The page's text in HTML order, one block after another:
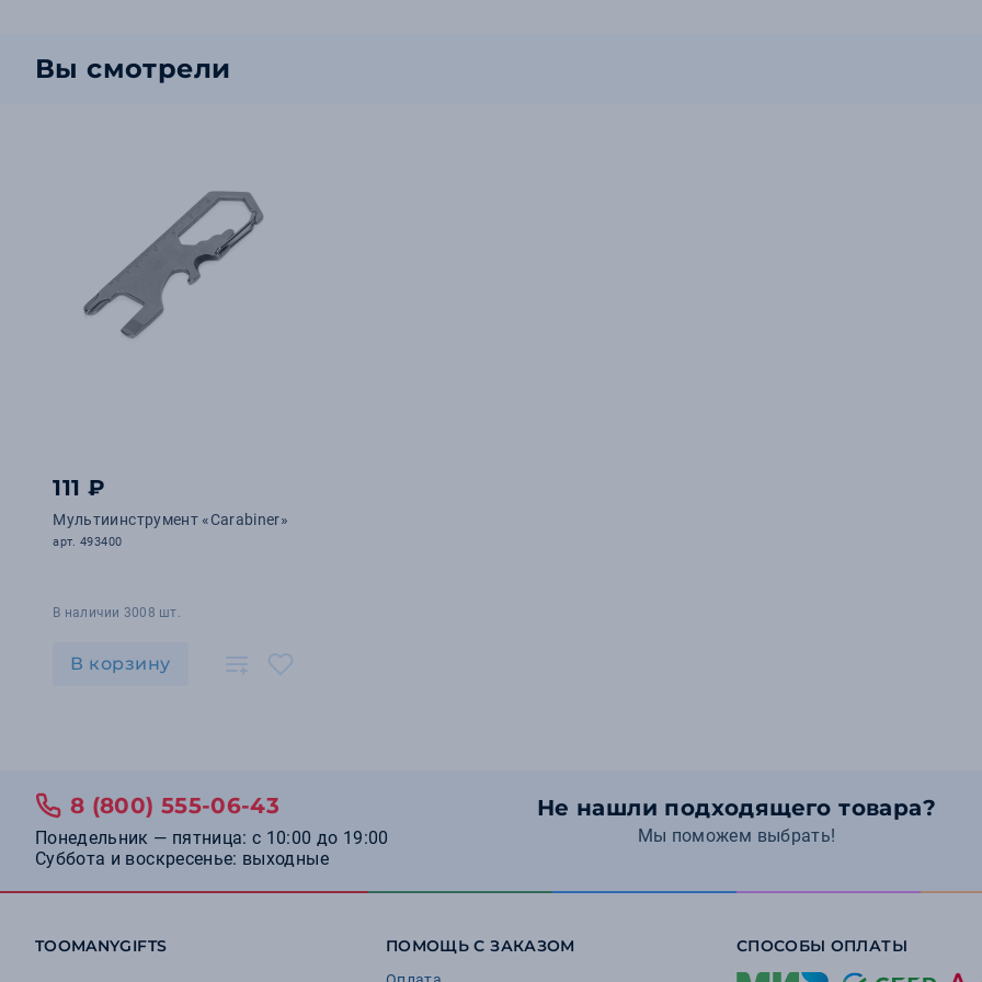
Вы смотрели
111 ₽
Мультиинструмент «Carabiner»
арт. 493400
В наличии 3008 шт.
В корзину
Не нашли подходящего товара?
Мы поможем выбрать!
8 (800) 555-06-43
Понедельник — пятница: с 10:00 до 19:00
Суббота и воскресенье: выходные
TOOMANYGIFTS ПОМОЩЬ С ЗАКАЗОМ СПОСОБЫ ОПЛАТЫ